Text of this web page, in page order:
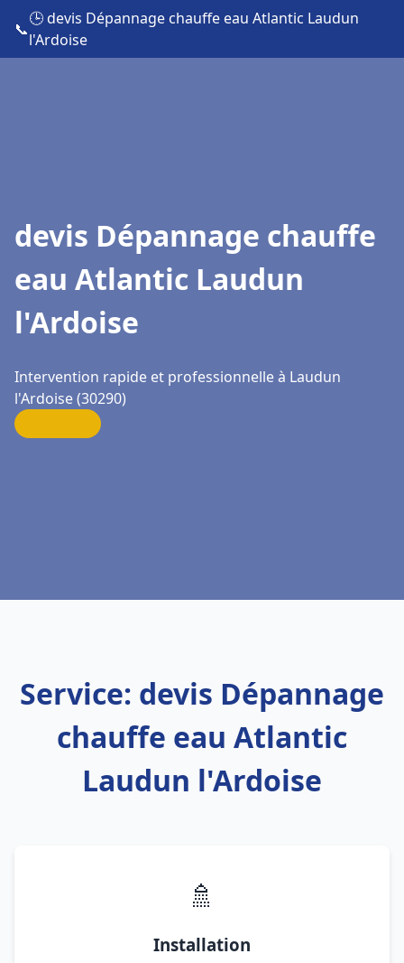
📞
🕒 devis Dépannage chauffe eau Atlantic Laudun
l'Ardoise
devis Dépannage chauffe
eau Atlantic Laudun
l'Ardoise
Intervention rapide et professionnelle à Laudun
l'Ardoise (30290)
Service: devis Dépannage
chauffe eau Atlantic
Laudun l'Ardoise
🚿
Installation